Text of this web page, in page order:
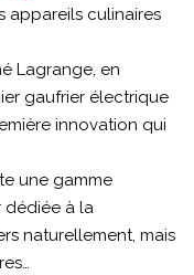
appareils culinaires
Lagrange, en
gaufrier électrique
innovation qui
une gamme
dédiée à la
naturellement, mais